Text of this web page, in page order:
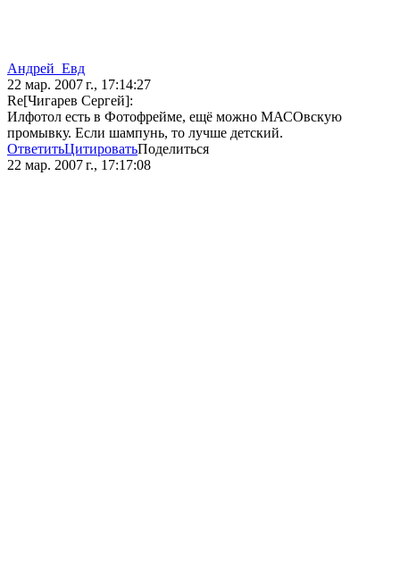
Андрей_Евд
22 мар. 2007 г., 17:14:27
Re[Чигарев Сергей]:
Илфотол есть в Фотофрейме, ещё можно МАСОвскую
промывку. Если шампунь, то лучше детский.
ОтветитьЦитироватьПоделиться
22 мар. 2007 г., 17:17:08